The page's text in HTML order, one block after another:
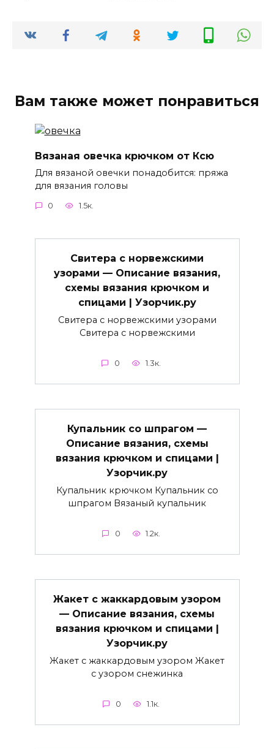
Вам также может понравиться
Вязаная овечка крючком от Ксю
Для вязаной овечки понадобится: пряжа
для вязания головы
0 1.5к.
Свитера с норвежскими
узорами — Описание вязания,
схемы вязания крючком и
спицами | Узорчик.ру
Свитера с норвежскими узорами
Свитера с норвежскими
0 1.3к.
Купальник со шпрагом —
Описание вязания, схемы
вязания крючком и спицами |
Узорчик.ру
Купальник крючком Купальник со
шпрагом Вязаный купальник
0 1.2к.
Жакет с жаккардовым узором
— Описание вязания, схемы
вязания крючком и спицами |
Узорчик.ру
Жакет с жаккардовым узором Жакет
с узором снежинка
0 1.1к.